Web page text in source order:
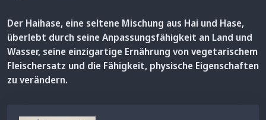
Der Haihase, eine seltene Mischung aus Hai und Hase,
überlebt durch seine Anpassungsfähigkeit an Land und
Wasser, seine einzigartige Ernährung von vegetarischem
Fleischersatz und die Fähigkeit, physische Eigenschaften
zu verändern.